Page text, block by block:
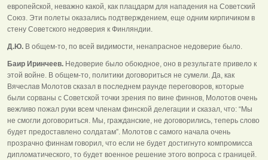
европейской, неважно какой, как плацдарм для нападения на Советский
Союз. Эти полеты оказались подтверждением, еще одним кирпичиком в
стену Советского недоверия к Финляндии.
Д.Ю. В общем-то, по всей видимости, ненапрасное недоверие было.
Баир Иринчеев. Недоверие было обоюдное, оно в результате привело к
этой войне. В общем-то, политики договориться не сумели. Да, как
Вячеслав Молотов сказал в последнем раунде переговоров, которые
были сорваны с Советской точки зрения по вине финнов, Молотов очень
вежливо пожал руки всем членам финской делегации и сказал, что: “Мы
не смогли договориться. Мы, гражданские, не договорились, теперь слово
будет предоставлено солдатам”. Молотов с самого начала очень
прозрачно финнам говорил, что если не будет достигнуто компромисса
дипломатического, то будет военное решение этого вопроса с границей.